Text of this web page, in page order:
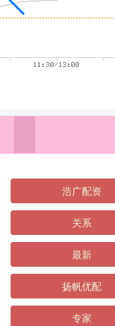
浩广配资
关系
最新
扬帆优配
专家